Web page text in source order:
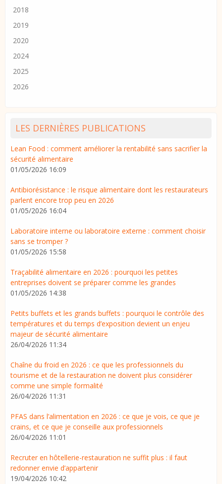
2018
2019
2020
2024
2025
2026
LES DERNIÈRES PUBLICATIONS
Lean Food : comment améliorer la rentabilité sans sacrifier la
sécurité alimentaire
01/05/2026 16:09
Antibiorésistance : le risque alimentaire dont les restaurateurs
parlent encore trop peu en 2026
01/05/2026 16:04
Laboratoire interne ou laboratoire externe : comment choisir
sans se tromper ?
01/05/2026 15:58
Traçabilité alimentaire en 2026 : pourquoi les petites
entreprises doivent se préparer comme les grandes
01/05/2026 14:38
Petits buffets et les grands buffets : pourquoi le contrôle des
températures et du temps d’exposition devient un enjeu
majeur de sécurité alimentaire
26/04/2026 11:34
Chaîne du froid en 2026 : ce que les professionnels du
tourisme et de la restauration ne doivent plus considérer
comme une simple formalité
26/04/2026 11:31
PFAS dans l’alimentation en 2026 : ce que je vois, ce que je
crains, et ce que je conseille aux professionnels
26/04/2026 11:01
Recruter en hôtellerie-restauration ne suffit plus : il faut
redonner envie d’appartenir
19/04/2026 10:42